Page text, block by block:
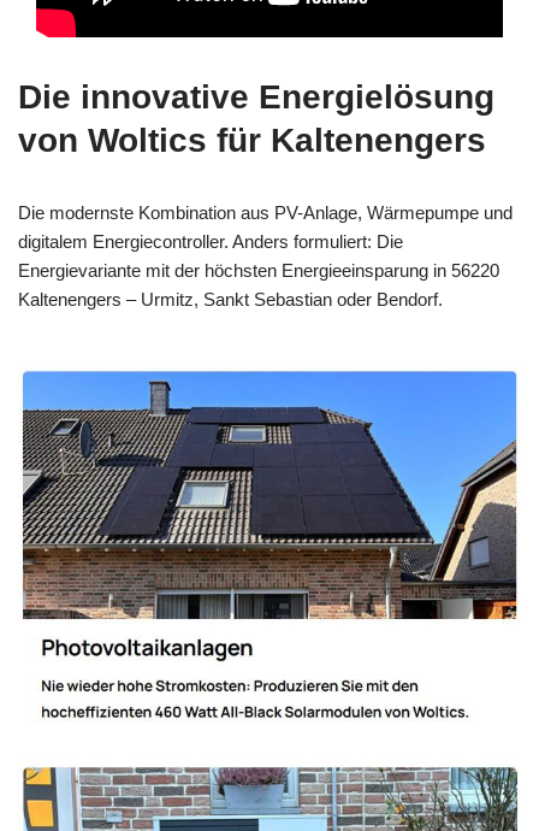
Die innovative Energielösung
von Woltics für Kaltenengers
Die modernste Kombination aus PV-Anlage, Wärmepumpe und
digitalem Energiecontroller. Anders formuliert: Die
Energievariante mit der höchsten Energieeinsparung in 56220
Kaltenengers – Urmitz, Sankt Sebastian oder Bendorf.